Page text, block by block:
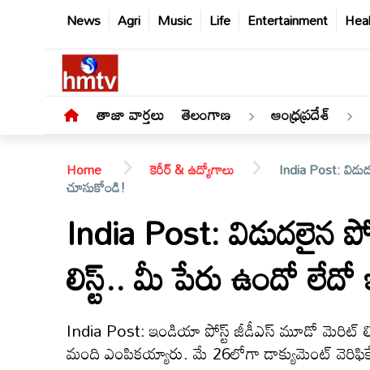
News Agri Music Life Entertainment
తాజా వార్తలు తెలంగాణ ఆంధ్రప్రదేశ్
తెలంగాణ
Home కెరీర్ & ఉద్యోగాలు India Post:
చూసుకోండి!
India Post: విడుదలైన
లిస్ట్.. మీ పేరు ఉందో
India Post: ఇండియా పోస్ట్ జీడీఎస్ మూడో మెరిట్
మంది ఎంపికయ్యారు. మే 26లోగా డాక్యుమెంట్